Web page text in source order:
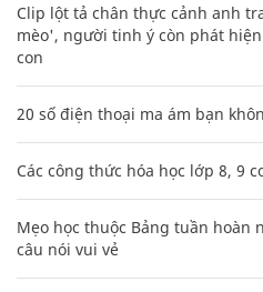
Clip lột tả chân thực cảnh anh
mèo', người tinh ý còn phát
con
20 số điện thoại ma ám bạn
Các công thức hóa học lớp 8, 9
Mẹo học thuộc Bảng tuần hoàn
câu nói vui vẻ